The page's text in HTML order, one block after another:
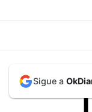
NOTICIASSigue a